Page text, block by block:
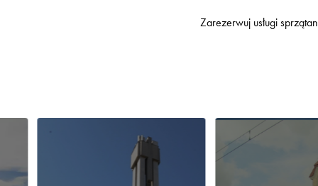
Zarezerwuj usługi